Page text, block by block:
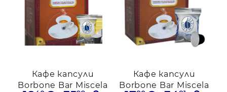
Кафе капсули
Borbone Bar Miscela
Кафе капсули
Borbone Bar Miscela